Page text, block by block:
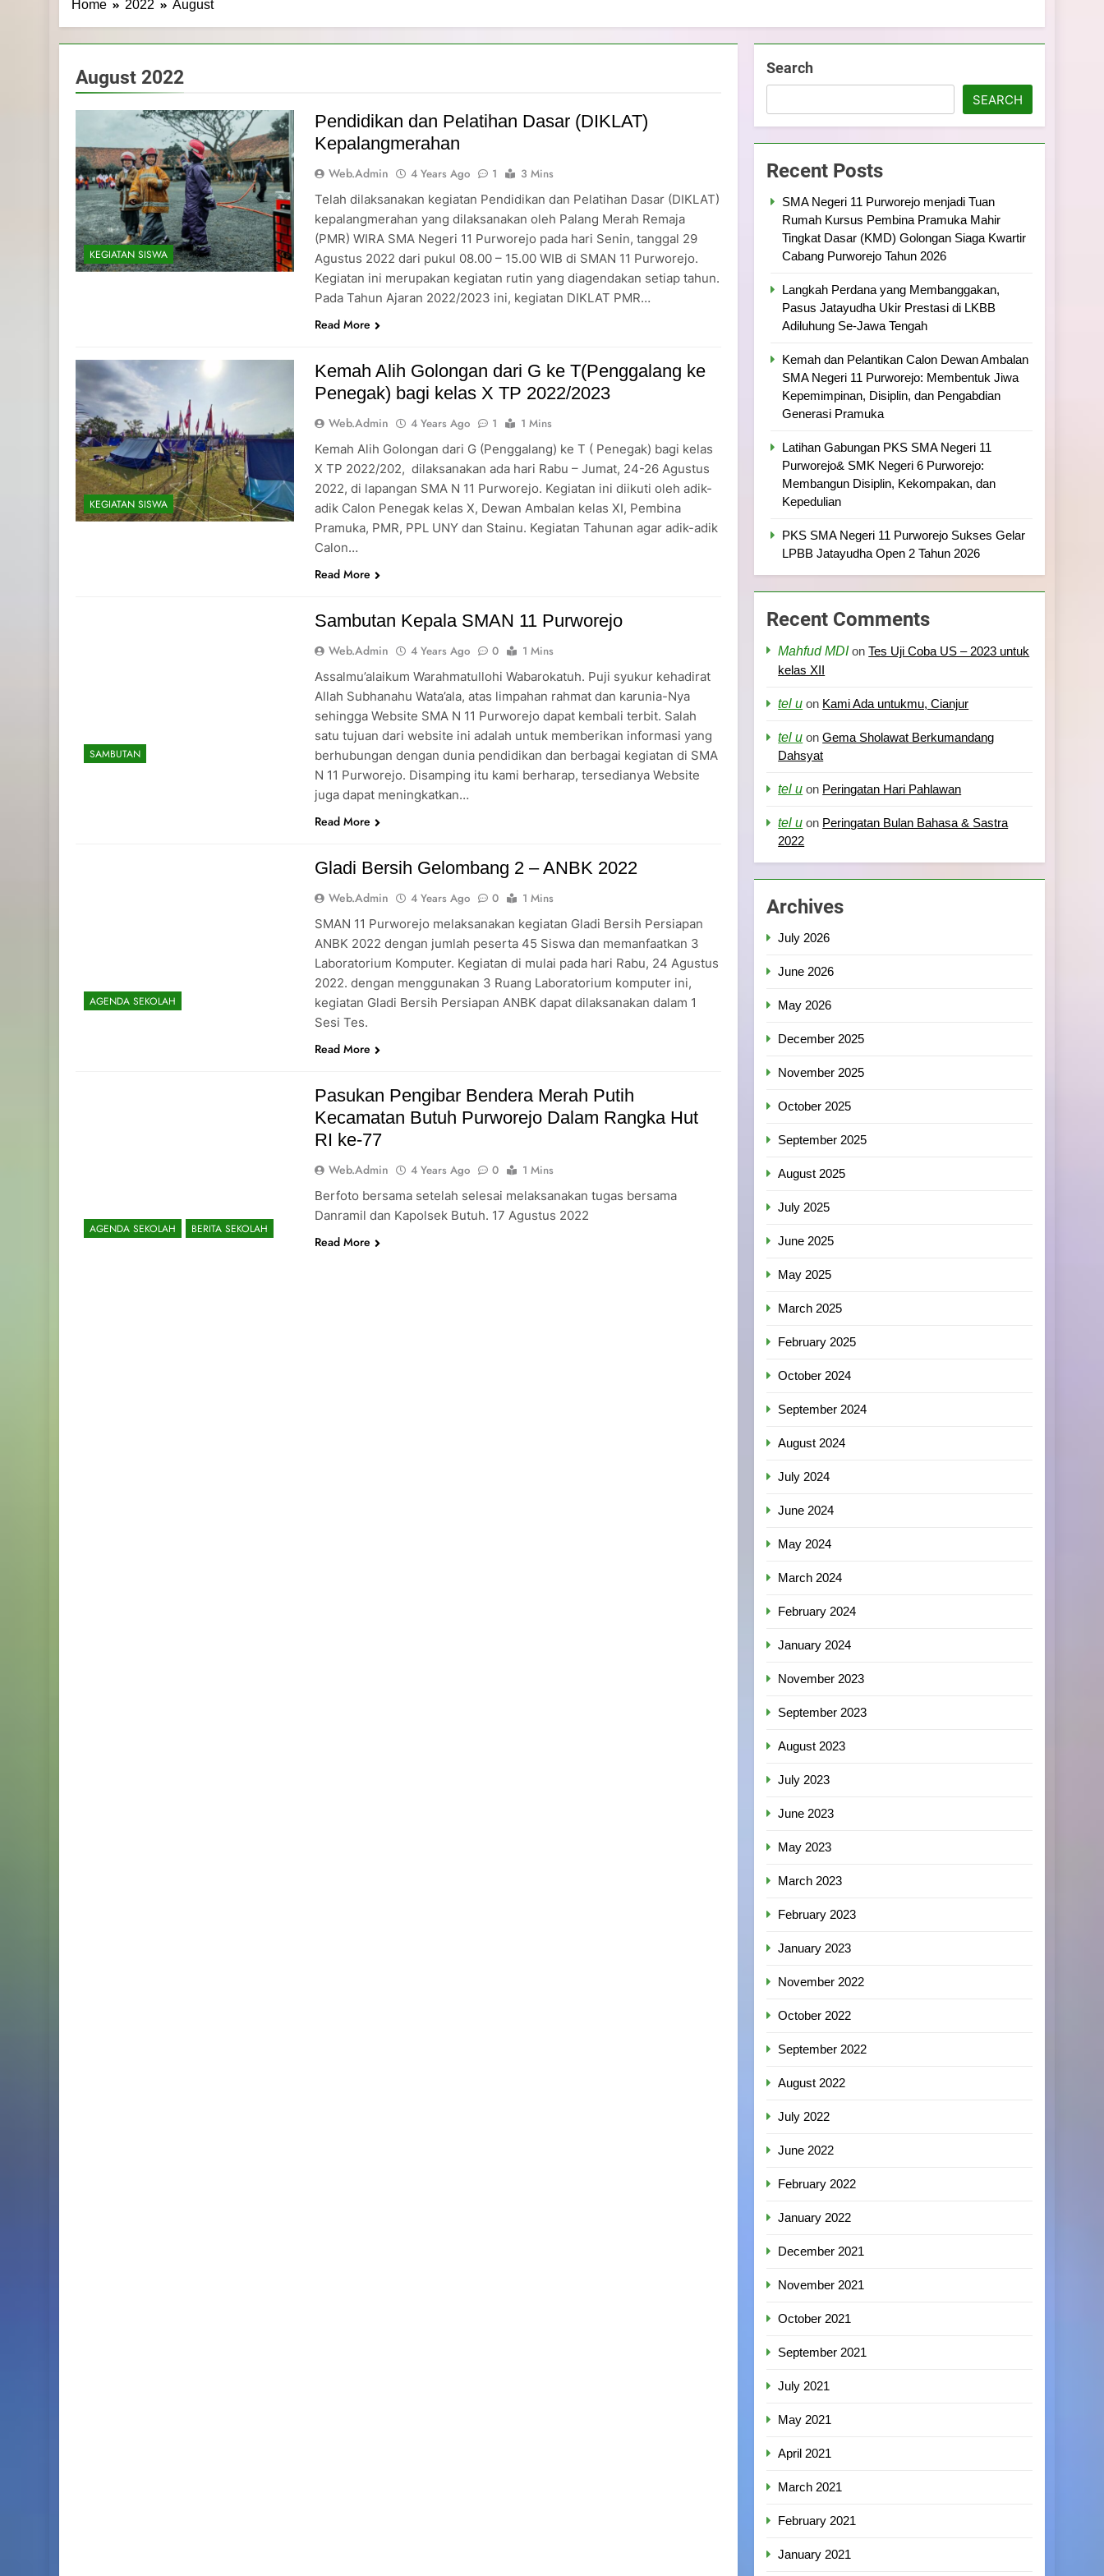
Home 2022 August
August 2022
KEGIATAN SISWA
Pendidikan dan Pelatihan Dasar (DIKLAT)
Kepalangmerahan
Web.admin 4 Years Ago 1
3 Mins
Telah dilaksanakan kegiatan Pendidikan dan Pelatihan Dasar (DIKLAT)
kepalangmerahan yang dilaksanakan oleh Palang Merah Remaja
(PMR) WIRA SMA Negeri 11 Purworejo pada hari Senin, tanggal 29
Agustus 2022 dari pukul 08.00 – 15.00 WIB di SMAN 11 Purworejo.
Kegiatan ini merupakan kegiatan rutin yang diagendakan setiap tahun.
Pada Tahun Ajaran 2022/2023 ini, kegiatan DIKLAT PMR…
Read More
KEGIATAN SISWA
Kemah Alih Golongan dari G ke T(Penggalang ke
Penegak) bagi kelas X TP 2022/2023
Web.admin 4 Years Ago 1
1 Mins
Kemah Alih Golongan dari G (Penggalang) ke T ( Penegak) bagi kelas
X TP 2022/202, dilaksanakan ada hari Rabu – Jumat, 24-26 Agustus
2022, di lapangan SMA N 11 Purworejo. Kegiatan ini diikuti oleh adik-
adik Calon Penegak kelas X, Dewan Ambalan kelas XI, Pembina
Pramuka, PMR, PPL UNY dan Stainu. Kegiatan Tahunan agar adik-adik
Calon…
Read More
SAMBUTAN
Sambutan Kepala SMAN 11 Purworejo
Web.admin 4 Years Ago 0
1 Mins
Assalmu’alaikum Warahmatullohi Wabarokatuh. Puji syukur kehadirat
Allah Subhanahu Wata’ala, atas limpahan rahmat dan karunia-Nya
sehingga Website SMA N 11 Purworejo dapat kembali terbit. Salah
satu tujuan dari website ini adalah untuk memberikan informasi yang
berhubungan dengan dunia pendidikan dan berbagai kegiatan di SMA
N 11 Purworejo. Disamping itu kami berharap, tersedianya Website
juga dapat meningkatkan…
Read More
AGENDA SEKOLAH
Gladi Bersih Gelombang 2 – ANBK 2022
Web.admin 4 Years Ago 0
1 Mins
SMAN 11 Purworejo melaksanakan kegiatan Gladi Bersih Persiapan
ANBK 2022 dengan jumlah peserta 45 Siswa dan memanfaatkan 3
Laboratorium Komputer. Kegiatan di mulai pada hari Rabu, 24 Agustus
2022. dengan menggunakan 3 Ruang Laboratorium komputer ini,
kegiatan Gladi Bersih Persiapan ANBK dapat dilaksanakan dalam 1
Sesi Tes.
Read More
AGENDA SEKOLAH BERITA SEKOLAH
Pasukan Pengibar Bendera Merah Putih
Kecamatan Butuh Purworejo Dalam Rangka Hut
RI ke-77
Web.admin 4 Years Ago 0
1 Mins
Berfoto bersama setelah selesai melaksanakan tugas bersama
Danramil dan Kapolsek Butuh. 17 Agustus 2022
Read More
Search
SEARCH
Recent Posts
SMA Negeri 11 Purworejo menjadi Tuan
Rumah Kursus Pembina Pramuka Mahir
Tingkat Dasar (KMD) Golongan Siaga Kwartir
Cabang Purworejo Tahun 2026
Langkah Perdana yang Membanggakan,
Pasus Jatayudha Ukir Prestasi di LKBB
Adiluhung Se-Jawa Tengah
Kemah dan Pelantikan Calon Dewan Ambalan
SMA Negeri 11 Purworejo: Membentuk Jiwa
Kepemimpinan, Disiplin, dan Pengabdian
Generasi Pramuka
Latihan Gabungan PKS SMA Negeri 11
Purworejo& SMK Negeri 6 Purworejo:
Membangun Disiplin, Kekompakan, dan
Kepedulian
PKS SMA Negeri 11 Purworejo Sukses Gelar
LPBB Jatayudha Open 2 Tahun 2026
Recent Comments
Mahfud MDIonTes Uji Coba US – 2023 untuk
kelas XII
tel u on Kami Ada untukmu, Cianjur
tel u onGema Sholawat Berkumandang
Dahsyat
tel u on Peringatan Hari Pahlawan
tel u on Peringatan Bulan Bahasa & Sastra
2022
Archives
July 2026
June 2026
May 2026
December 2025
November 2025
October 2025
September 2025
August 2025
July 2025
June 2025
May 2025
March 2025
February 2025
October 2024
September 2024
August 2024
July 2024
June 2024
May 2024
March 2024
February 2024
January 2024
November 2023
September 2023
August 2023
July 2023
June 2023
May 2023
March 2023
February 2023
January 2023
November 2022
October 2022
September 2022
August 2022
July 2022
June 2022
February 2022
January 2022
December 2021
November 2021
October 2021
September 2021
July 2021
May 2021
April 2021
March 2021
February 2021
January 2021